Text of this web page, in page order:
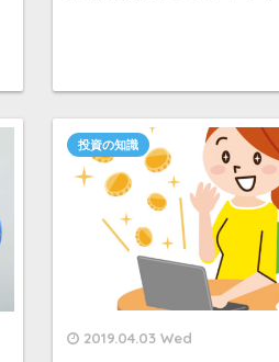
2019.04.03 Wed
投資の知識